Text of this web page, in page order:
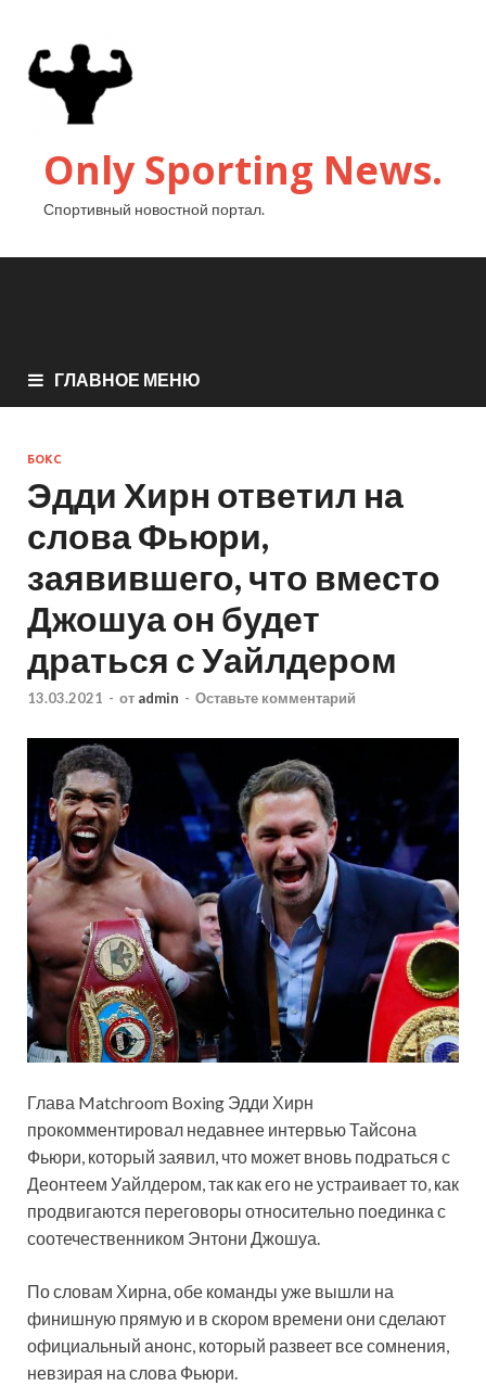
Only Sporting News.
Спортивный новостной портал.
ГЛАВНОЕ МЕНЮ
БОКС
Эдди Хирн ответил на
слова Фьюри,
заявившего, что вместо
Джошуа он будет
драться с Уайлдером
13.03.2021 - от admin - Оставьте комментарий
Глава Matchroom Boxing Эдди Хирн
прокомментировал недавнее интервью Тайсона
Фьюри, который заявил, что может вновь подраться с
Деонтеем Уайлдером, так как его не устраивает то, как
продвигаются переговоры относительно поединка с
соотечественником Энтони Джошуа.
По словам Хирна, обе команды уже вышли на
финишную прямую и в скором времени они сделают
официальный анонс, который развеет все сомнения,
невзирая на слова Фьюри.